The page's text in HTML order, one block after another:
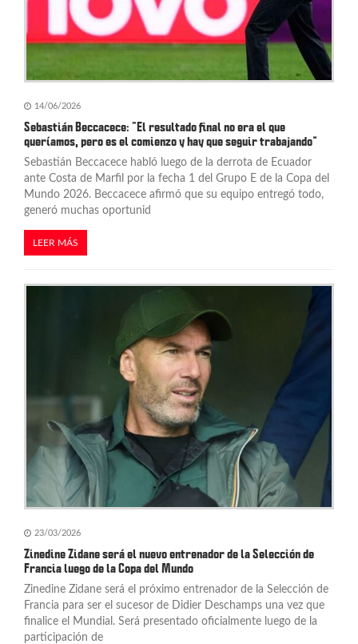
14/06/2026
Sebastián Beccacece: “El resultado final no era el que
queríamos, pero es el comienzo y hay que seguir trabajando”
Sebastián Beccacece habló luego de la derrota de Ecuador
ante Costa de Marfil por la fecha 1 del Grupo E de la Copa del
Mundo 2026. Beccacece afirmó que su equipo entregó todo,
generó muchas oportunid
LEER MÁS
23/03/2026
Zinedine Zidane será el nuevo entrenador de la Selección de
Francia luego de la Copa del Mundo
Zinedine Zidane será el próximo entrenador de la Selección de
Francia para ser el sucesor de Didier Deschamps una vez que
finalice el Mundial. Será presentado oficialmente luego de la
participación de